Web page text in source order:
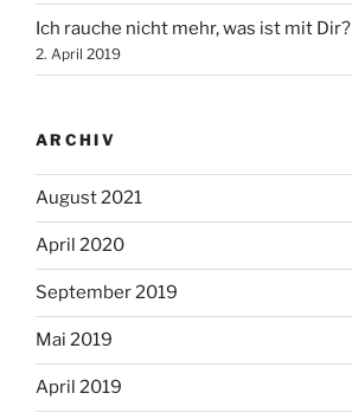
Ich rauche nicht mehr, was ist mit Dir?
2. April 2019
ARCHIV
August 2021
April 2020
September 2019
Mai 2019
April 2019